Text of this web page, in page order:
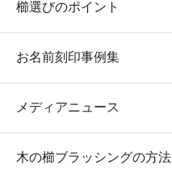
櫛選びのポイント
お名前刻印事例集
メディアニュース
木の櫛ブラッシングの方法